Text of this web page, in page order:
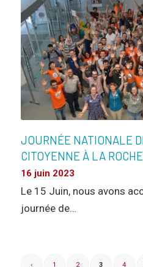
JOURNÉE NATIONALE
CITOYENNE À LA
16 juin 2023
Le 15 Juin, nous avons
journée de…
‹ 1 2 3 4